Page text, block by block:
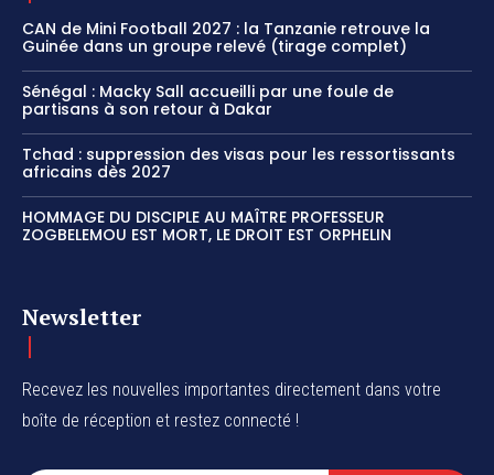
CAN de Mini Football 2027 : la Tanzanie retrouve la
Guinée dans un groupe relevé (tirage complet)
Sénégal : Macky Sall accueilli par une foule de
partisans à son retour à Dakar
Tchad : suppression des visas pour les ressortissants
africains dès 2027
HOMMAGE DU DISCIPLE AU MAÎTRE PROFESSEUR
ZOGBELEMOU EST MORT, LE DROIT EST ORPHELIN
Newsletter
Recevez les nouvelles importantes directement dans votre
boîte de réception et restez connecté !